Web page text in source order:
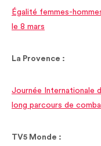
Égalité femmes-
le 8 mars
La Provence :
Journée Internationale
long parcours de
TV5 Monde :